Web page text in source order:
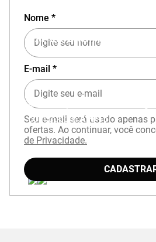
EXPERIÊNCIA MIZUNO
Baixe o aplicativo Mizuno e
com cupomAPP15.
Nome *
E-mail *
Seu e-mail será usado apenas
ofertas. Ao continuar, você
de Privacidade.